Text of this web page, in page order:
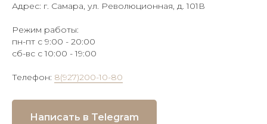
Адрес: г. Самара, ул. Революционная, д. 101В
Режим работы:
пн-пт с 9:00 - 20:00
сб-вс с 10:00 - 19:00
Телефон: 8(927)200-10-80
Написать в Telegram